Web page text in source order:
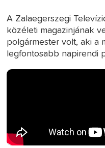
A Zalaegerszegi
közéleti magazinjának
polgármester volt, aki a
legfontosabb napirendi